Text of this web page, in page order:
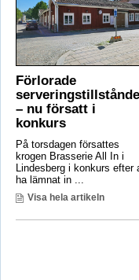
Förlorade
– nu försatt i
konkurs
På torsdagen försattes
krogen Brasserie All In i
Lindesberg i konkurs efter
ha lämnat in ...
Visa hela artikeln